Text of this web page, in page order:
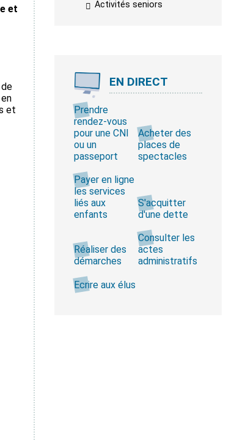
et
et
Activités seniors
EN DIRECT
Prendre
rendez-vous
pour une CNI
ou un
passeport
Acheter des
places de
spectacles
Payer en ligne
les services
liés aux
enfants
S'acquitter
d'une dette
Réaliser des
démarches
Consulter les
actes
administratifs
Ecrire aux élus